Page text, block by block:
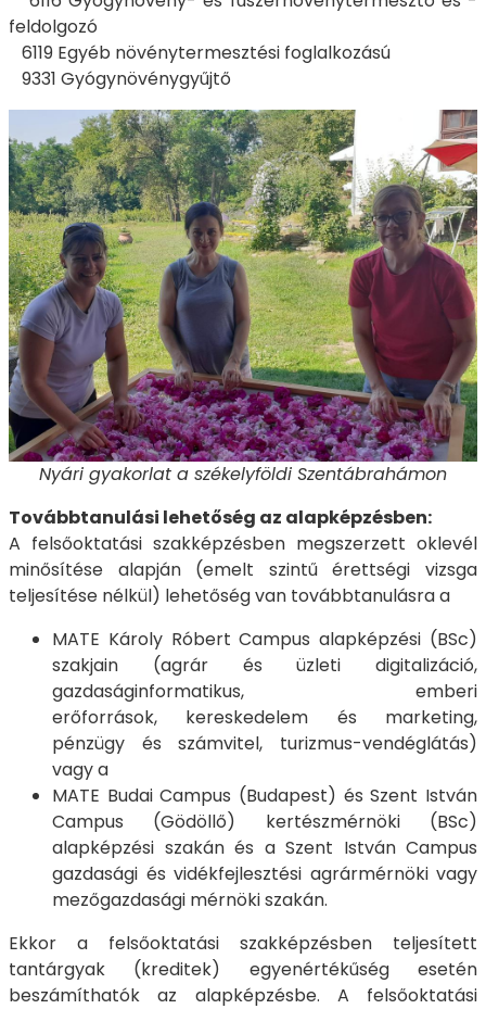
feldolgozó
6119 Egyéb növénytermesztési foglalkozású
9331 Gyógynövénygyűjtő
Nyári gyakorlat a székelyföldi Szentábrahámon
Továbbtanulási lehetőség az alapképzésben:
A felsőoktatási szakképzésben megszerzett oklevél
minősítése alapján (emelt szintű érettségi vizsga
teljesítése nélkül) lehetőség van továbbtanulásra a
MATE Károly Róbert Campus alapképzési (BSc)
szakjain (agrár és üzleti digitalizáció,
gazdaságinformatikus, emberi
erőforrások, kereskedelem és marketing,
pénzügy és számvitel, turizmus-vendéglátás)
vagy a
MATE Budai Campus (Budapest) és Szent István
Campus (Gödöllő) kertészmérnöki (BSc)
alapképzési szakán és a Szent István Campus
gazdasági és vidékfejlesztési agrármérnöki vagy
mezőgazdasági mérnöki szakán.
Ekkor a felsőoktatási szakképzésben teljesített
tantárgyak (kreditek) egyenértékűség esetén
beszámíthatók az alapképzésbe. A felsőoktatási